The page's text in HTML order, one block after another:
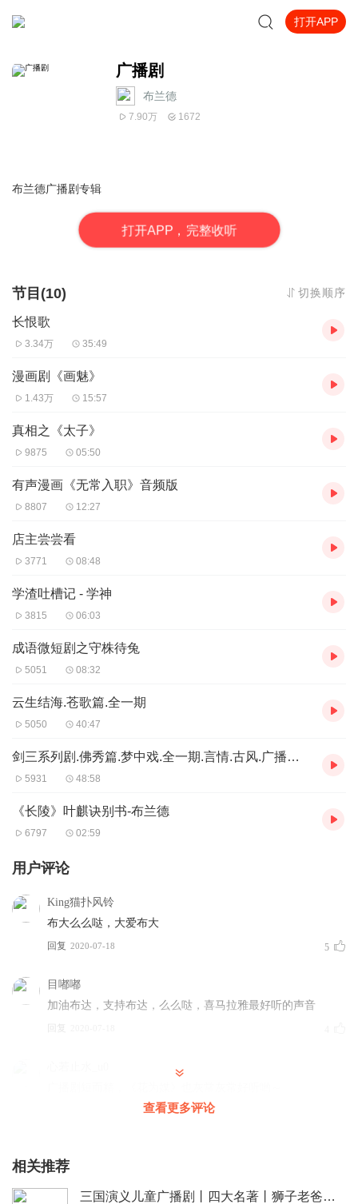
打开APP
广播剧
布兰德
7.90万 1672
布兰德广播剧专辑
打开APP，完整收听
节目(10) 切换顺序
长恨歌
3.34万 35:49
漫画剧《画魅》
1.43万 15:57
真相之《太子》
9875 05:50
有声漫画《无常入职》音频版
8807 12:27
店主尝尝看
3771 08:48
学渣吐槽记 - 学神
3815 06:03
成语微短剧之守株待兔
5051 08:32
云生结海.苍歌篇.全一期
5050 40:47
剑三系列剧.佛秀篇.梦中戏.全一期.言情.古风.广播剧.192kbps.凌霄剧团
5931 48:58
《长陵》叶麒诀别书-布兰德
6797 02:59
用户评论
King猫扑风铃
布大么么哒，大爱布大
回复 2020-07-18 5
目嘟嘟
加油布达，支持布达，么么哒，喜马拉雅最好听的声音
回复
很棒，我喜欢，在这个下雨的日子里，有这么好听的声音相
伴，真的是再好不过了
查看更多评论
相关推荐
三国演义儿童广播剧丨四大名著丨狮子老爸历史故事